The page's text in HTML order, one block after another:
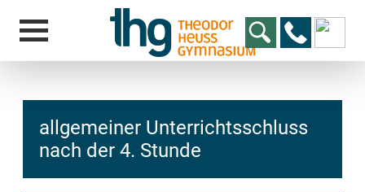
ed.ne
kalsn
id-gh
t@elu
hcs
allgemeiner Unterrichtsschluss
nach der 4. Stunde